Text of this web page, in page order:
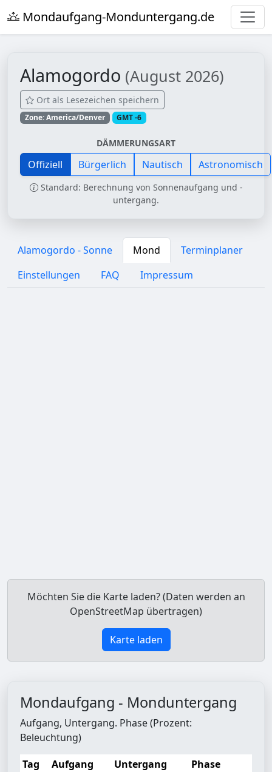
Mondaufgang-Monduntergang.de
Alamogordo (August 2026)
Ort als Lesezeichen speichern
Zone: America/Denver GMT -6
DÄMMERUNGSART
Offiziell Bürgerlich Nautisch Astronomisch
Standard: Berechnung von Sonnenaufgang und -
untergang.
Alamogordo - Sonne Mond
Terminplaner
Einstellungen
FAQ Impressum
Möchten Sie die Karte laden? (Daten werden an
OpenStreetMap übertragen)
Karte laden
Mondaufgang - Monduntergang
Aufgang, Untergang. Phase (Prozent:
Beleuchtung)
Tag
Aufgang Untergang
Phase